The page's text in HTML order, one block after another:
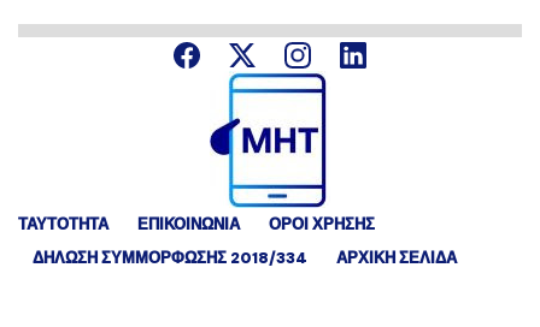
ΤΑΥΤΟΤΗΤΑ ΕΠΙΚΟΙΝΩΝΙΑ
ΟΡΟΙ ΧΡΗΣΗΣ
ΔΉΛΩΣΗ ΣΥΜΜΌΡΦΩΣΗΣ 2018/334
ΑΡΧΙΚΗ ΣΕΛΙΔΑ